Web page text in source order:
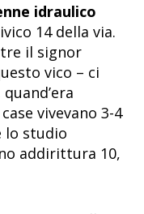
idraulico
14 della via.
il signor
vico – ci
vivevano 3-4
lo studio
addirittura 10,